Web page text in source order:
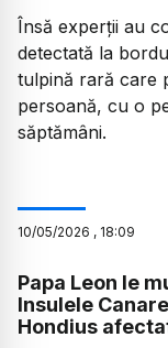
Însă experții au
detectată la
tulpină rară care
persoană, cu o
săptămâni.
10/05/2026 , 18:09
Papa Leon le
Insulele
Hondius